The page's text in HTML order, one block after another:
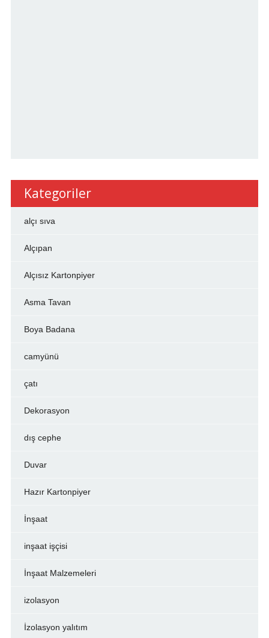
Kategoriler
alçı sıva
Alçıpan
Alçısız Kartonpiyer
Asma Tavan
Boya Badana
camyünü
çatı
Dekorasyon
dış cephe
Duvar
Hazır Kartonpiyer
İnşaat
inşaat işçisi
İnşaat Malzemeleri
izolasyon
İzolasyon yalıtım